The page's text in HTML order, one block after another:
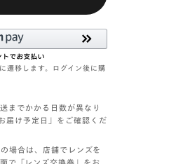
遷移します。ログイン後に購
までかかる日数が異なり
届け予定日」をご確認くだ
場合は、店舗でレンズを
で「レンズ交換券」をお